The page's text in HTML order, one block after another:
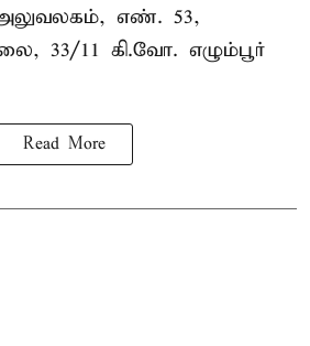
எண். 53,
33/11 கி.வோ. எழும்பூர்
Read More